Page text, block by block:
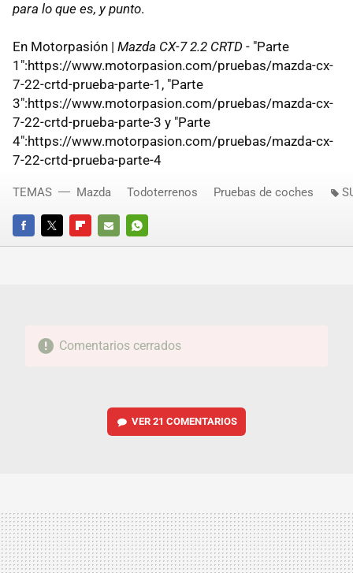
para lo que es, y punto.
En Motorpasión | Mazda CX-7 2.2 CRTD - "Parte
1":https://www.motorpasion.com/pruebas/mazda-cx-
7-22-crtd-prueba-parte-1, "Parte
3":https://www.motorpasion.com/pruebas/mazda-cx-
7-22-crtd-prueba-parte-3 y "Parte
4":https://www.motorpasion.com/pruebas/mazda-cx-
7-22-crtd-prueba-parte-4
FACEBOOKTWITTERFLIPBOARD
E-
WHATSAPP
TEMAS Mazda Todoterrenos Pruebas de coches
Comentarios cerrados
VER 21 COMENTARIOS